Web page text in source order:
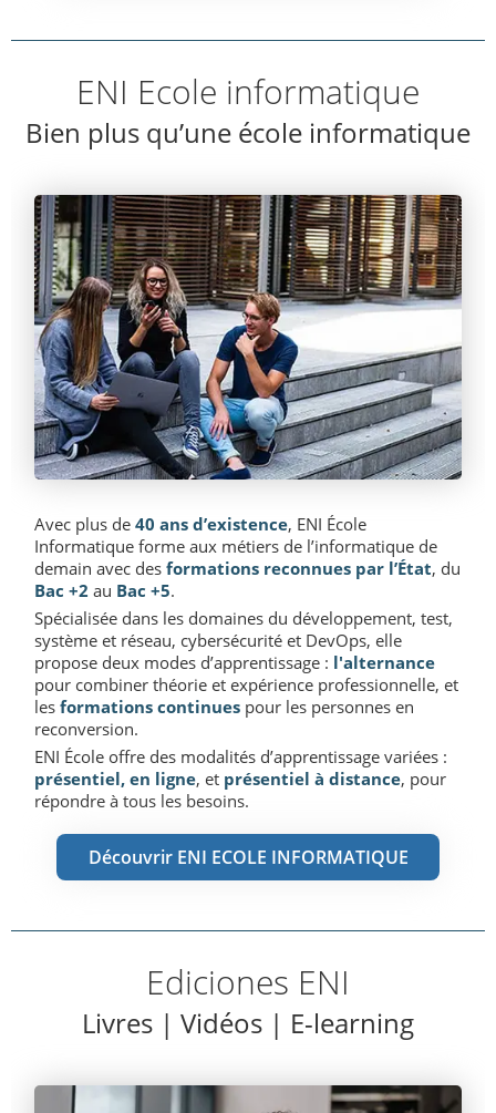
ENI Ecole informatique
Bien plus qu’une école informatique
Avec plus de40 ans d’existence, ENI École
Informatique forme aux métiers de l’informatique de
demain avec desformations reconnues par l’État, du
Bac +2 au Bac +5.
Spécialisée dans les domaines du développement, test,
système et réseau, cybersécurité et DevOps, elle
propose deux modes d’apprentissage : l'alternance
pour combiner théorie et expérience professionnelle, et
lesformations continues pour les personnes en
reconversion.
ENI École offre des modalités d’apprentissage variées :
présentiel, en ligne, et présentiel à distance, pour
répondre à tous les besoins.
Découvrir ENI ECOLE INFORMATIQUE
Ediciones ENI
Livres | Vidéos | E-learning